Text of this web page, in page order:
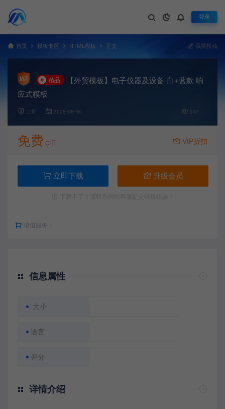
登录
首页 模板专区 HTML模板 正文 我要投稿
# 精品
【外贸模板】电子仪器及设备 白+蓝款 响
应式模板
二哥 2025-08-16 247
免费 C币 VIP折扣
立即下载 升级会员
增值服务：
信息属性
大小
语言
评分
详情介绍